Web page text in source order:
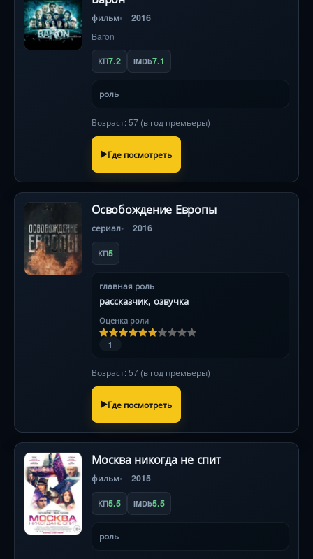
фильм 2016
Baron
КП7.2 IMDb7.1
роль
Возраст: 57 (в год премьеры)
Где посмотреть
Освобождение Европы
сериал 2016
КП5
главная роль
рассказчик, озвучка
Оценка роли
1
Возраст: 57 (в год премьеры)
Где посмотреть
Москва никогда не спит
фильм 2015
КП5.5 IMDb5.5
роль